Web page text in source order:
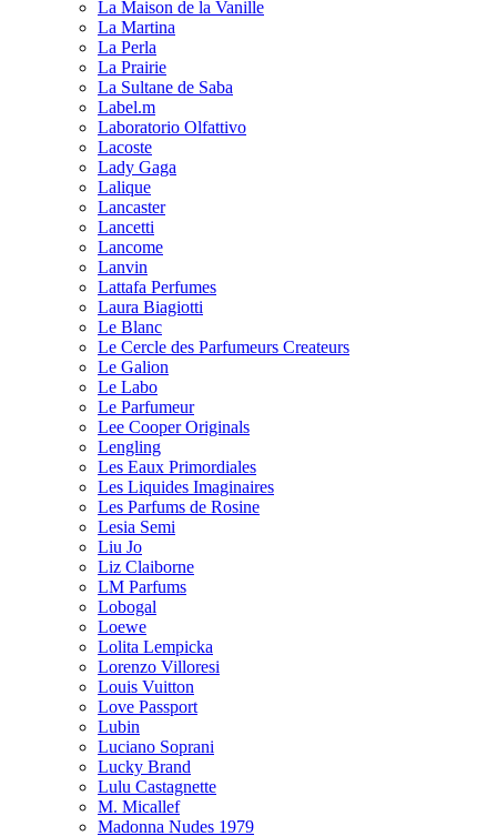
La Maison de la Vanille
La Martina
La Perla
La Prairie
La Sultane de Saba
Label.m
Laboratorio Olfattivo
Lacoste
Lady Gaga
Lalique
Lancaster
Lancetti
Lancome
Lanvin
Lattafa Perfumes
Laura Biagiotti
Le Blanc
Le Cercle des Parfumeurs Createurs
Le Galion
Le Labo
Le Parfumeur
Lee Cooper Originals
Lengling
Les Eaux Primordiales
Les Liquides Imaginaires
Les Parfums de Rosine
Lesia Semi
Liu Jo
Liz Claiborne
LM Parfums
Lobogal
Loewe
Lolita Lempicka
Lorenzo Villoresi
Louis Vuitton
Love Passport
Lubin
Luciano Soprani
Lucky Brand
Lulu Castagnette
M. Micallef
Madonna Nudes 1979